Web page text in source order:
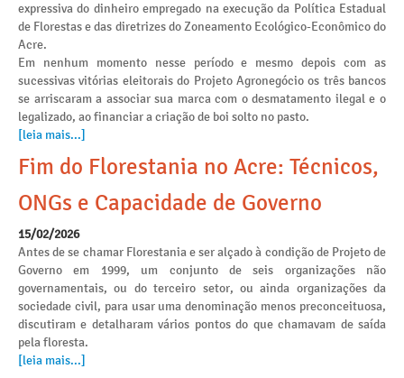
expressiva do dinheiro empregado na execução da Política Estadual
de Florestas e das diretrizes do Zoneamento Ecológico-Econômico do
Acre.
Em nenhum momento nesse período e mesmo depois com as
sucessivas vitórias eleitorais do Projeto Agronegócio os três bancos
se arriscaram a associar sua marca com o desmatamento ilegal e o
legalizado, ao financiar a criação de boi solto no pasto.
[leia mais...]
Fim do Florestania no Acre: Técnicos,
ONGs e Capacidade de Governo
15/02/2026
Antes de se chamar Florestania e ser alçado à condição de Projeto de
Governo em 1999, um conjunto de seis organizações não
governamentais, ou do terceiro setor, ou ainda organizações da
sociedade civil, para usar uma denominação menos preconceituosa,
discutiram e detalharam vários pontos do que chamavam de saída
pela floresta.
[leia mais...]